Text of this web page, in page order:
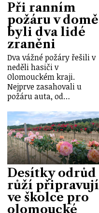
Při ranním
požáru v domě
byli dva lidé
zraněni
Dva vážné požáry řešili v
neděli hasiči v
Olomouckém kraji.
Nejprve zasahovali u
požáru auta, od…
Desítky odrůd
růží připravují
ve školce pro
olomoucké